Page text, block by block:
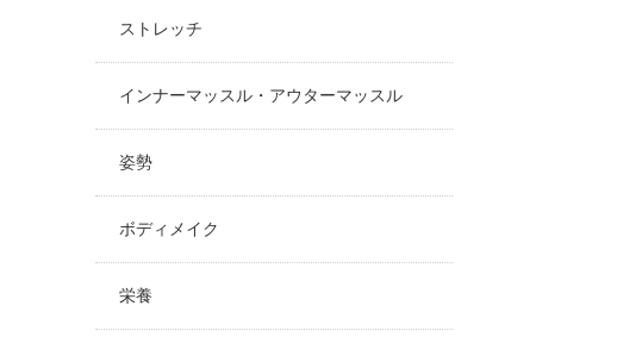
ストレッチ
インナーマッスル・アウターマッスル
姿勢
ボディメイク
栄養